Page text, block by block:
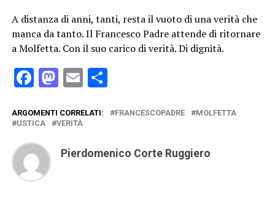
A distanza di anni, tanti, resta il vuoto di una verità che
manca da tanto. Il Francesco Padre attende di ritornare
a Molfetta. Con il suo carico di verità. Di dignità.
Facebook
Mastodon
Email
ARGOMENTI CORRELATI: FRANCESCOPADRE
MOLFETTA
USTICA
VERITÀ
Pierdomenico Corte Ruggiero